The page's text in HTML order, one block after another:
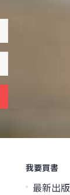
我要買書
最新出版